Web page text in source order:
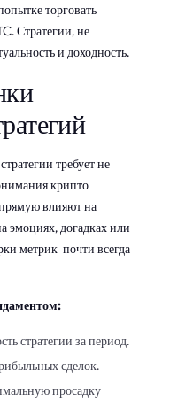
торговать
Стратегии, не
и доходность.
требует не
крипто
влияют на
эмоциях, догадках или
метрик почти всегда
стратегии за период.
сделок.
просадку